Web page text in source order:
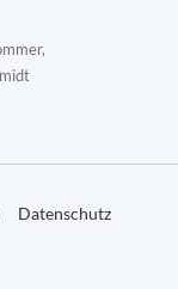
Datenschutz